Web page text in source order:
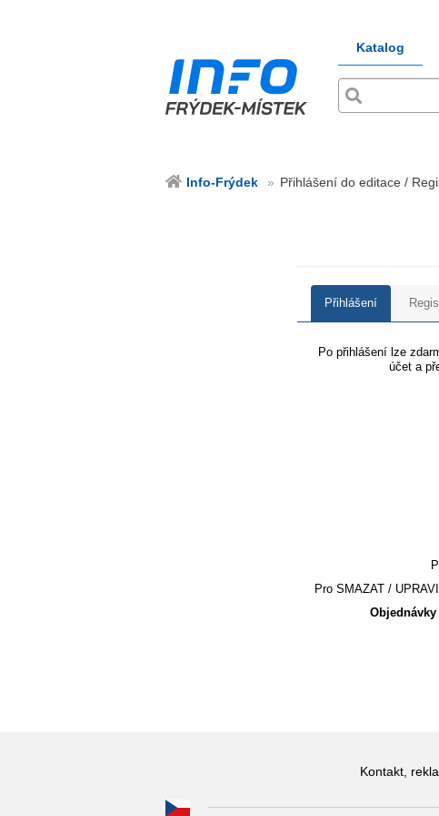
Katalog
Info-Frýdek Přihlášení do editace /
Přihlášení
Po přihlášení lze
účet a
Pro SMAZAT /
Kontakt,